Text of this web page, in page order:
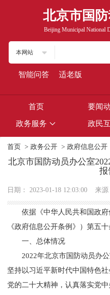
北京市国
Beijing Municipal National
本网站
智能问答 适老版
首页 要闻
政务服务 政民
首页 > 政务公开 > 政府信息公开
北京市国防动员办公室
报
日期： 2023-01-18 12:03:00 来源
依据《中华人民共和国政府
《政府信息公开条例》）第五
一、总体情况
2022年北京市国防动员办公
坚持以习近平新时代中国特色
党的二十大精神，认真落实党